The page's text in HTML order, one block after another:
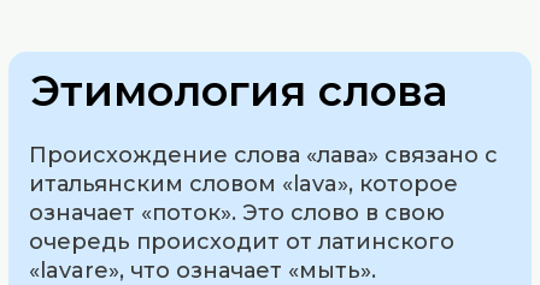
Этимология слова
Происхождение слова «лава» связано с
итальянским словом «lava», которое
означает «поток». Это слово в свою
очередь происходит от латинского
«lavare», что означает «мыть».